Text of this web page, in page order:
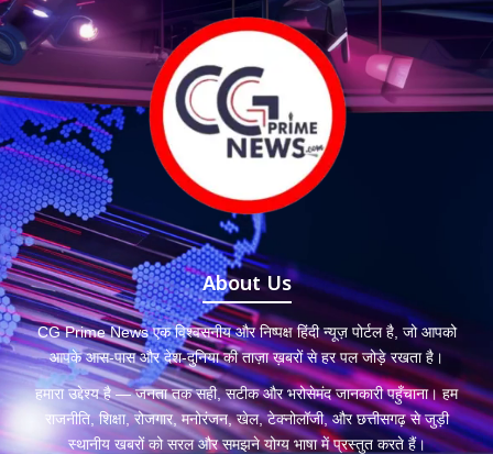
About Us
CG Prime News एक विश्वसनीय और निष्पक्ष हिंदी न्यूज़ पोर्टल है, जो आपको
आपके आस-पास और देश-दुनिया की ताज़ा ख़बरों से हर पल जोड़े रखता है।
हमारा उद्देश्य है — जनता तक सही, सटीक और भरोसेमंद जानकारी पहुँचाना। हम
राजनीति, शिक्षा, रोजगार, मनोरंजन, खेल, टेक्नोलॉजी, और छत्तीसगढ़ से जुड़ी
स्थानीय खबरों को सरल और समझने योग्य भाषा में प्रस्तुत करते हैं।